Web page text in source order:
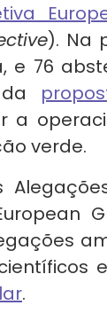
). Na
e 76
a
verde.
.